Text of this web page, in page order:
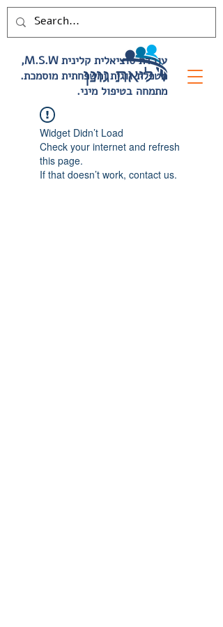
,M.S.W עובדת סוציאלית קלינית
.מטפלת זוגית ומשפחתית מוסמכת
.מתמחה בטיפול מיני
Widget Didn’t Load
Check your internet and refresh
this page.
If that doesn’t work, contact us.